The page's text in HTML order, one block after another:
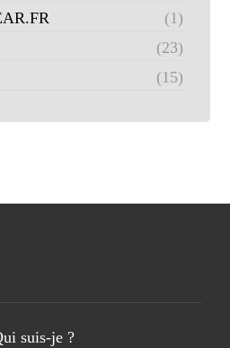
(1)
(23)
(15)
suis-je ?